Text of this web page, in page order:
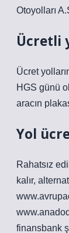
Otoyolları
Ücretli
Ücret
HGS günü
aracın
Yol
Rahatsız
kalır,
finansbank